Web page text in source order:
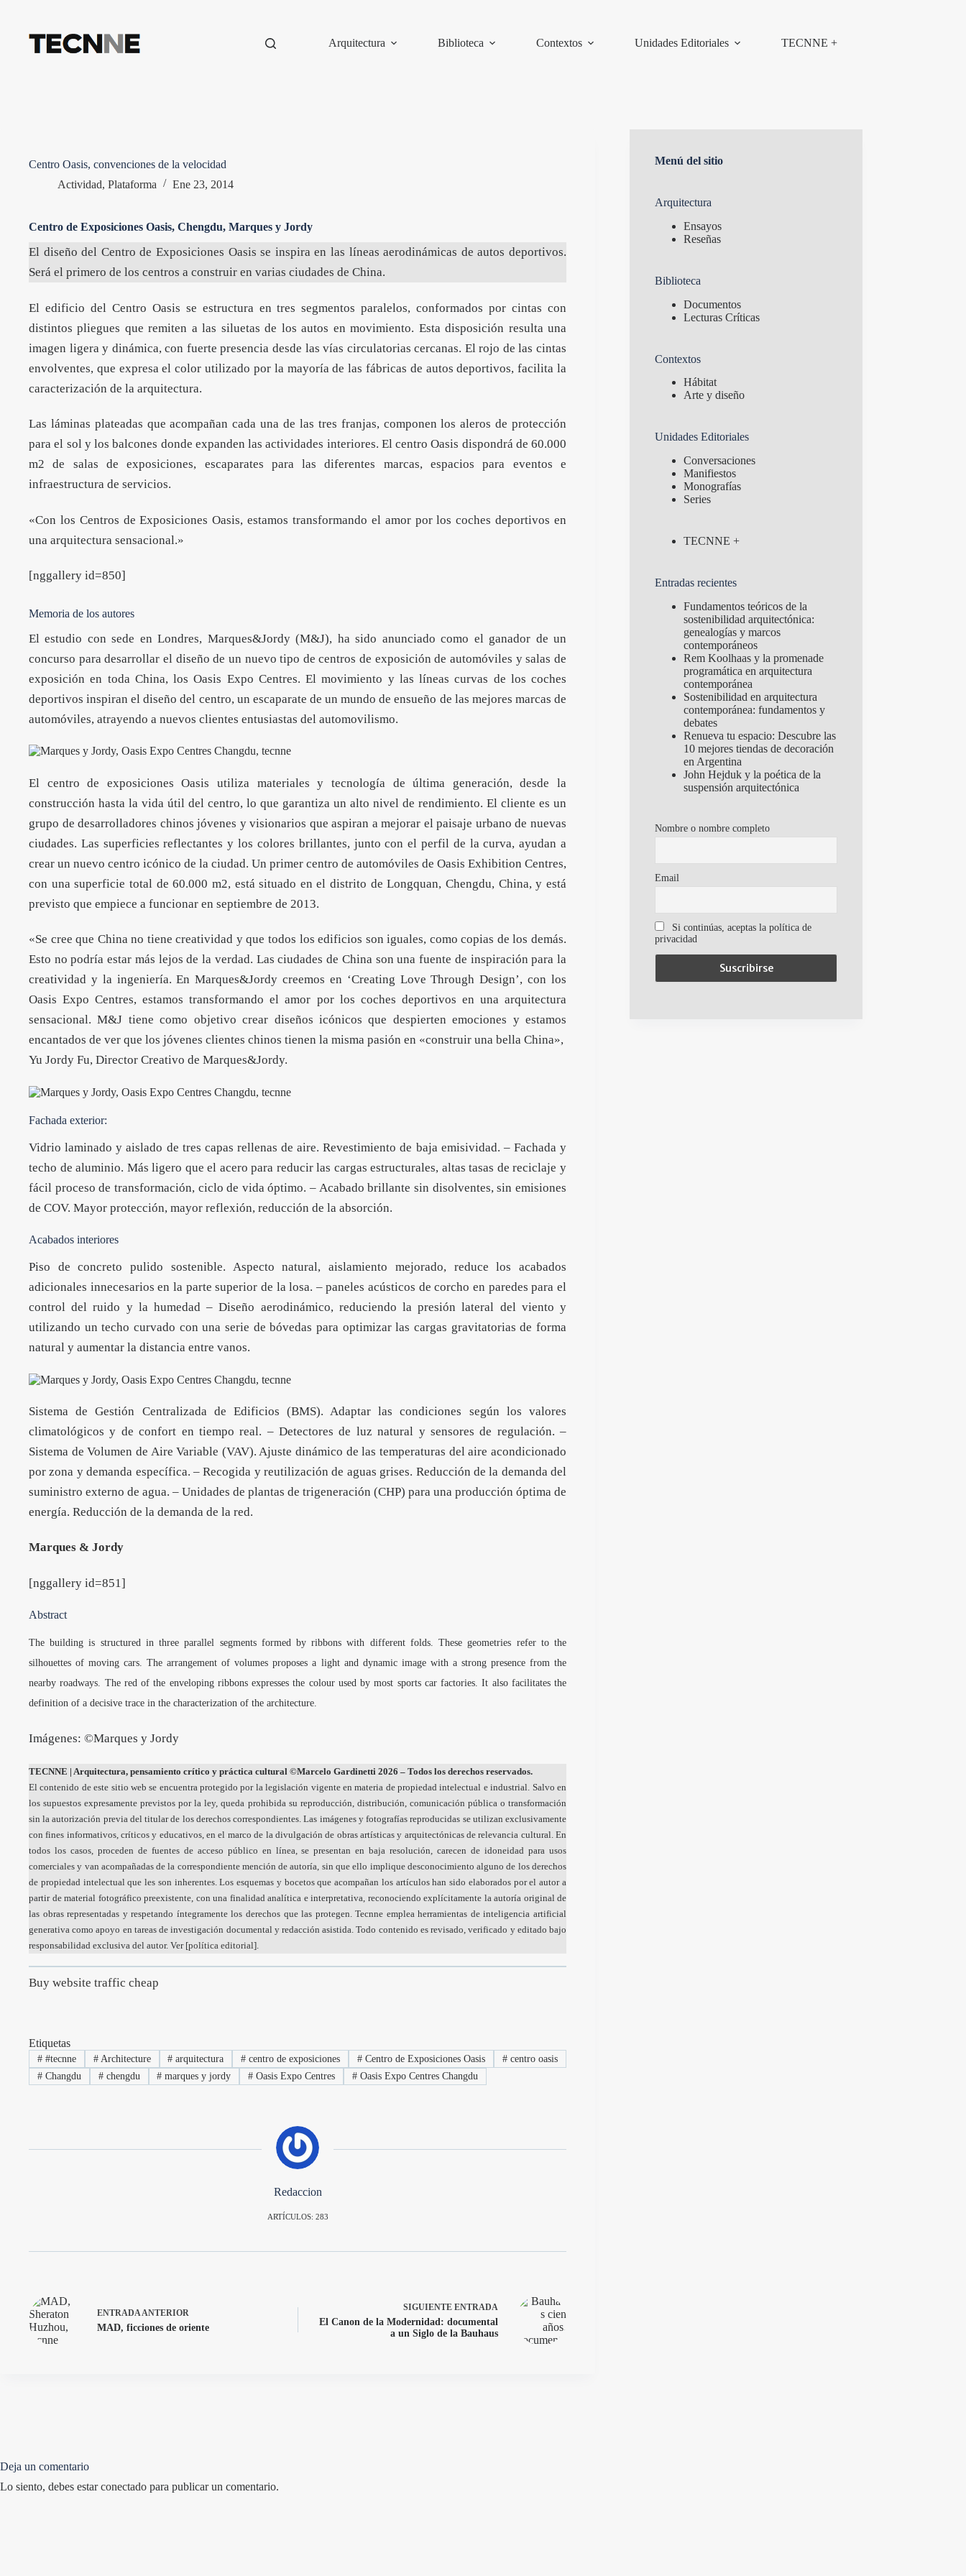
contenido
Arquitectura
Biblioteca Contextos Unidades Editoriales TECNNE +
Centro Oasis, convenciones de la velocidad
Actividad, Plataforma Ene 23, 2014
Centro de Exposiciones Oasis, Chengdu, Marques y Jordy
El diseño del Centro de Exposiciones Oasis se inspira en las líneas aerodinámicas de autos deportivos.
Será el primero de los centros a construir en varias ciudades de China.
El edificio del Centro Oasis se estructura en tres segmentos paralelos, conformados por cintas con
distintos pliegues que remiten a las siluetas de los autos en movimiento. Esta disposición resulta una
imagen ligera y dinámica, con fuerte presencia desde las vías circulatorias cercanas. El rojo de las cintas
envolventes, que expresa el color utilizado por la mayoría de las fábricas de autos deportivos, facilita la
caracterización de la arquitectura.
Las láminas plateadas que acompañan cada una de las tres franjas, componen los aleros de protección
para el sol y los balcones donde expanden las actividades interiores. El centro Oasis dispondrá de 60.000
m2 de salas de exposiciones, escaparates para las diferentes marcas, espacios para eventos e
infraestructura de servicios.
«Con los Centros de Exposiciones Oasis, estamos transformando el amor por los coches deportivos en
una arquitectura sensacional.»
[nggallery id=850]
Memoria de los autores
El estudio con sede en Londres, Marques&Jordy (M&J), ha sido anunciado como el ganador de un
concurso para desarrollar el diseño de un nuevo tipo de centros de exposición de automóviles y salas de
exposición en toda China, los Oasis Expo Centres. El movimiento y las líneas curvas de los coches
deportivos inspiran el diseño del centro, un escaparate de un mundo de ensueño de las mejores marcas de
automóviles, atrayendo a nuevos clientes entusiastas del automovilismo.
El centro de exposiciones Oasis utiliza materiales y tecnología de última generación, desde la
construcción hasta la vida útil del centro, lo que garantiza un alto nivel de rendimiento. El cliente es un
grupo de desarrolladores chinos jóvenes y visionarios que aspiran a mejorar el paisaje urbano de nuevas
ciudades. Las superficies reflectantes y los colores brillantes, junto con el perfil de la curva, ayudan a
crear un nuevo centro icónico de la ciudad. Un primer centro de automóviles de Oasis Exhibition Centres,
con una superficie total de 60.000 m2, está situado en el distrito de Longquan, Chengdu, China, y está
previsto que empiece a funcionar en septiembre de 2013.
«Se cree que China no tiene creatividad y que todos los edificios son iguales, como copias de los demás.
Esto no podría estar más lejos de la verdad. Las ciudades de China son una fuente de inspiración para la
creatividad y la ingeniería. En Marques&Jordy creemos en ‘Creating Love Through Design’, con los
Oasis Expo Centres, estamos transformando el amor por los coches deportivos en una arquitectura
sensacional. M&J tiene como objetivo crear diseños icónicos que despierten emociones y estamos
encantados de ver que los jóvenes clientes chinos tienen la misma pasión en «construir una bella China»,
Yu Jordy Fu, Director Creativo de Marques&Jordy.
Fachada exterior:
Vidrio laminado y aislado de tres capas rellenas de aire. Revestimiento de baja emisividad. – Fachada y
techo de aluminio. Más ligero que el acero para reducir las cargas estructurales, altas tasas de reciclaje y
fácil proceso de transformación, ciclo de vida óptimo. – Acabado brillante sin disolventes, sin emisiones
de COV. Mayor protección, mayor reflexión, reducción de la absorción.
Acabados interiores
Piso de concreto pulido sostenible. Aspecto natural, aislamiento mejorado, reduce los acabados
adicionales innecesarios en la parte superior de la losa. – paneles acústicos de corcho en paredes para el
control del ruido y la humedad – Diseño aerodinámico, reduciendo la presión lateral del viento y
utilizando un techo curvado con una serie de bóvedas para optimizar las cargas gravitatorias de forma
natural y aumentar la distancia entre vanos.
Sistema de Gestión Centralizada de Edificios (BMS). Adaptar las condiciones según los valores
climatológicos y de confort en tiempo real. – Detectores de luz natural y sensores de regulación. –
Sistema de Volumen de Aire Variable (VAV). Ajuste dinámico de las temperaturas del aire acondicionado
por zona y demanda específica. – Recogida y reutilización de aguas grises. Reducción de la demanda del
suministro externo de agua. – Unidades de plantas de trigeneración (CHP) para una producción óptima de
energía. Reducción de la demanda de la red.
Marques & Jordy
[nggallery id=851]
Abstract
The building is structured in three parallel segments formed by ribbons with different folds. These geometries refer to the
silhouettes of moving cars. The arrangement of volumes proposes a light and dynamic image with a strong presence from the
nearby roadways. The red of the enveloping ribbons expresses the colour used by most sports car factories. It also facilitates the
definition of a decisive trace in the characterization of the architecture.
Imágenes: ©Marques y Jordy
TECNNE | Arquitectura, pensamiento crítico y práctica cultural ©Marcelo Gardinetti 2026 – Todos los derechos reservados.
El contenido de este sitio web se encuentra protegido por la legislación vigente en materia de propiedad intelectual e industrial. Salvo en
los supuestos expresamente previstos por la ley, queda prohibida su reproducción, distribución, comunicación pública o transformación
sin la autorización previa del titular de los derechos correspondientes. Las imágenes y fotografías reproducidas se utilizan exclusivamente
con fines informativos, críticos y educativos, en el marco de la divulgación de obras artísticas y arquitectónicas de relevancia cultural. En
todos los casos, proceden de fuentes de acceso público en línea, se presentan en baja resolución, carecen de idoneidad para usos
comerciales y van acompañadas de la correspondiente mención de autoría, sin que ello implique desconocimiento alguno de los derechos
de propiedad intelectual que les son inherentes. Los esquemas y bocetos que acompañan los artículos han sido elaborados por el autor a
partir de material fotográfico preexistente, con una finalidad analítica e interpretativa, reconociendo explícitamente la autoría original de
las obras representadas y respetando íntegramente los derechos que las protegen. Tecnne emplea herramientas de inteligencia artificial
generativa como apoyo en tareas de investigación documental y redacción asistida. Todo contenido es revisado, verificado y editado bajo
responsabilidad exclusiva del autor. Ver [política editorial].
Buy website traffic cheap
Etiquetas
##tecnne #Architecture # arquitectura # centro de exposiciones # Centro de Exposiciones Oasis #centro oasis
#Changdu #chengdu # marques y jordy # Oasis Expo Centres # Oasis Expo Centres Changdu
Redaccion
ARTÍCULOS: 283
ENTRADAANTERIOR
MAD, ficciones de oriente
SIGUIENTE ENTRADA
El Canon de la Modernidad: documental
a un Siglo de la Bauhaus
Menú del sitio
Arquitectura
Ensayos
Reseñas
Biblioteca
Documentos
Lecturas Críticas
Contextos
Hábitat
Arte y diseño
Unidades Editoriales
Conversaciones
Manifiestos
Monografías
Series
TECNNE +
Entradas recientes
Fundamentos teóricos de la
sostenibilidad arquitectónica:
genealogías y marcos
contemporáneos
Rem Koolhaas y la promenade
programática en arquitectura
contemporánea
Sostenibilidad en arquitectura
contemporánea: fundamentos y
debates
Renueva tu espacio: Descubre las
10 mejores tiendas de decoración
en Argentina
John Hejduk y la poética de la
suspensión arquitectónica
Nombre o nombre completo
Email
Si continúas, aceptas la política de
privacidad
Deja un comentario
Lo siento, debes estarconectado para publicar un comentario.